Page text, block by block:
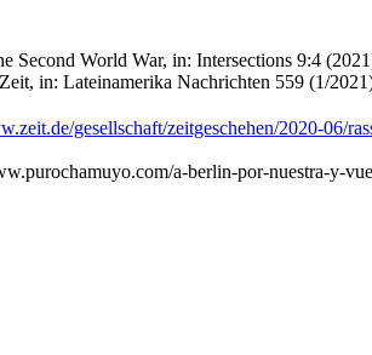
Second World War, in: Intersections 9:4
in: Lateinamerika Nachrichten 559 (1/
gesellschaft/zeitgeschehen/2020-06/
a-berlin-por-nuestra-y-